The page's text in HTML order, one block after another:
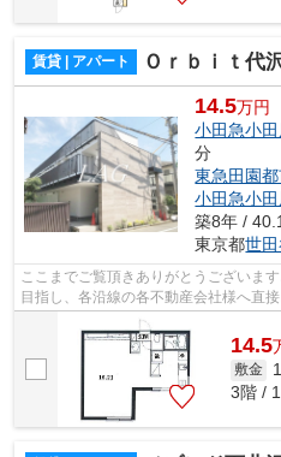
賃貸 | アパート Ｏｒｂｉｔ代
14.5万円
小田急小
分
東急田園
小田急小
築8年 /
東京都世
ここまでご覧頂きありがとうございま
目指し、各沿線の各不動産会社様へ直
様へ提供しております！最新の情報は...
14.5
敷金
3階 /